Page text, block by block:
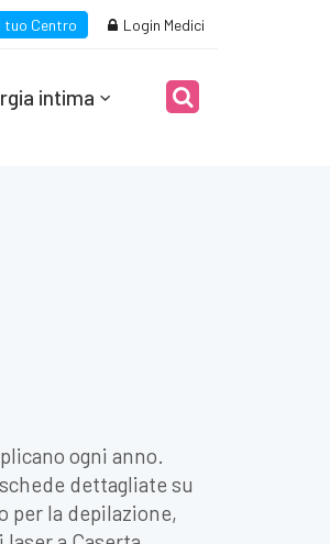
tuo Centro Login Medici
intima
ogni anno.
dettagliate su
la depilazione,